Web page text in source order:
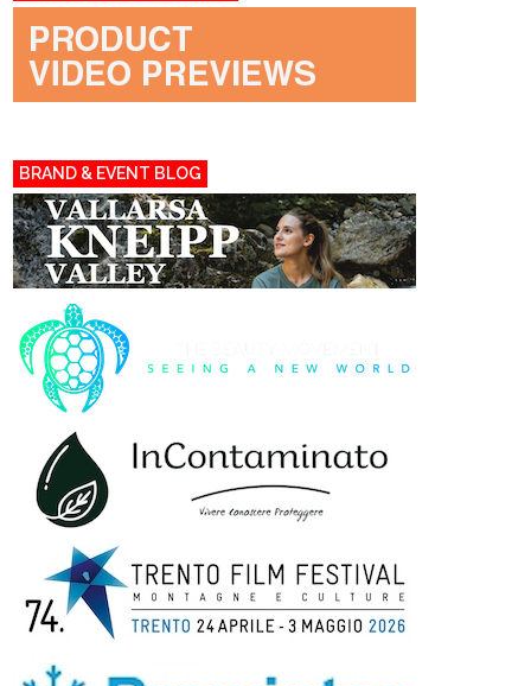
BRAND & EVENT BLOG